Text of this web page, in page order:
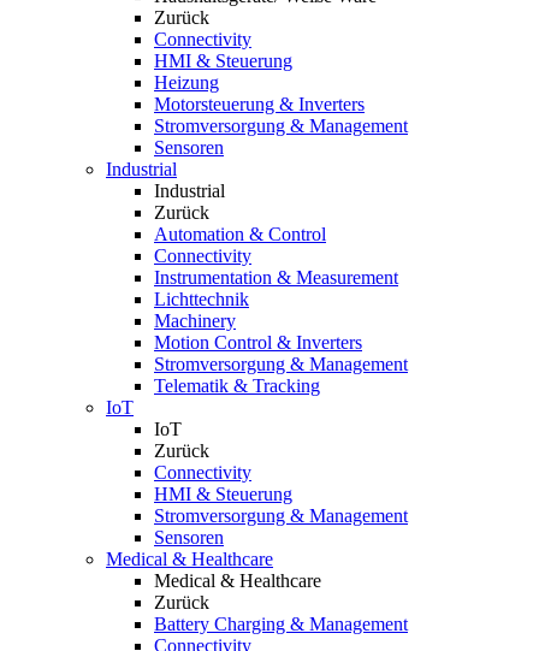
Zurück
Connectivity
HMI & Steuerung
Heizung
Motorsteuerung & Inverters
Stromversorgung & Management
Sensoren
Industrial
Industrial
Zurück
Automation & Control
Connectivity
Instrumentation & Measurement
Lichttechnik
Machinery
Motion Control & Inverters
Stromversorgung & Management
Telematik & Tracking
IoT
IoT
Zurück
Connectivity
HMI & Steuerung
Stromversorgung & Management
Sensoren
Medical & Healthcare
Medical & Healthcare
Zurück
Battery Charging & Management
Connectivity